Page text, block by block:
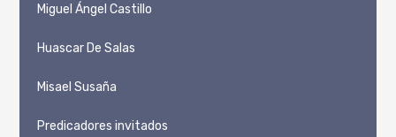
Miguel Ángel Castillo
Huascar De Salas
Misael Susaña
Predicadores invitados